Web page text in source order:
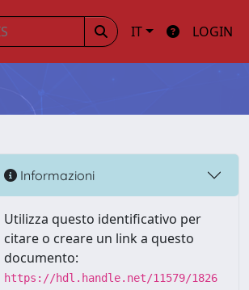
IT LOGIN
Informazioni
Utilizza questo identificativo per
citare o creare un link a questo
documento:
https://hdl.handle.net/11579/1826